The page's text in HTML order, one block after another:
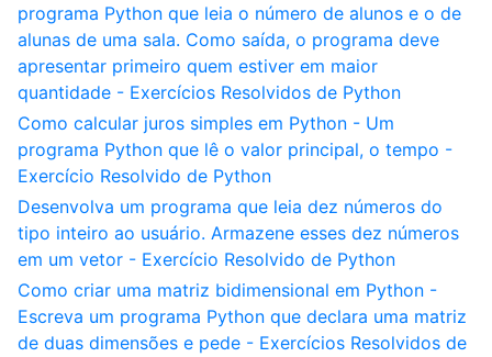
programa Python que leia o número de alunos e o de
alunas de uma sala. Como saída, o programa deve
apresentar primeiro quem estiver em maior
quantidade - Exercícios Resolvidos de Python
Como calcular juros simples em Python - Um
programa Python que lê o valor principal, o tempo -
Exercício Resolvido de Python
Desenvolva um programa que leia dez números do
tipo inteiro ao usuário. Armazene esses dez números
em um vetor - Exercício Resolvido de Python
Como criar uma matriz bidimensional em Python -
Escreva um programa Python que declara uma matriz
de duas dimensões e pede - Exercícios Resolvidos de